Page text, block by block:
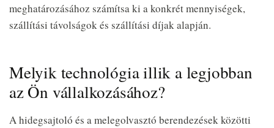
meghatározásához számítsa ki a konkrét mennyiségek,
szállítási távolságok és szállítási díjak alapján.
Melyik technológia illik a legjobban
az Ön vállalkozásához?
A hidegsajtoló és a melegolvasztó berendezések közötti